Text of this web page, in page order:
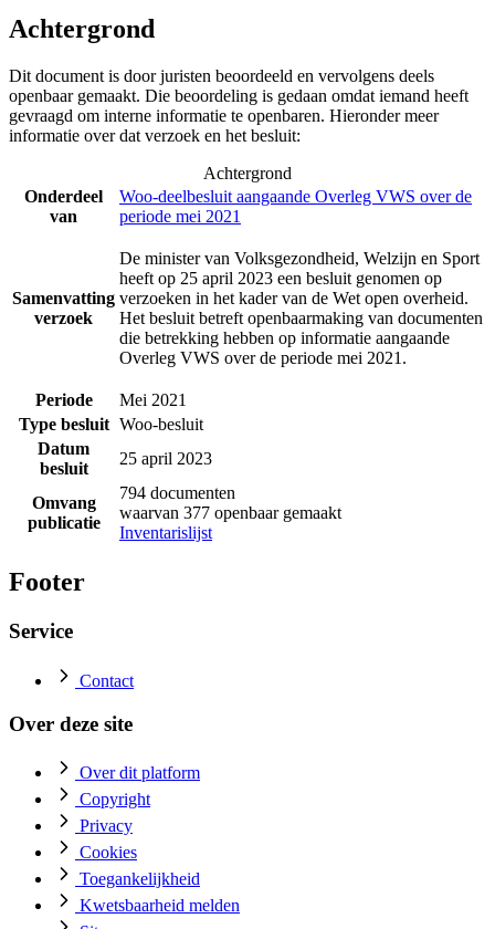
Achtergrond
Dit document is door juristen beoordeeld en vervolgens deels
openbaar gemaakt. Die beoordeling is gedaan omdat iemand heeft
gevraagd om interne informatie te openbaren. Hieronder meer
informatie over dat verzoek en het besluit:
Achtergrond
Onderdeel
van
Woo-deelbesluit aangaande Overleg VWS over de
periode mei 2021
Samenvatting
verzoek
De minister van Volksgezondheid, Welzijn en Sport
heeft op 25 april 2023 een besluit genomen op
verzoeken in het kader van de Wet open overheid.
Het besluit betreft openbaarmaking van documenten
die betrekking hebben op informatie aangaande
Overleg VWS over de periode mei 2021.
Periode
Mei 2021
Type besluit Woo-besluit
Datum
besluit
25 april 2023
Omvang
publicatie
794 documenten
waarvan 377 openbaar gemaakt
Inventarislijst
Footer
Service
Contact
Over deze site
Over dit platform
Copyright
Privacy
Cookies
Toegankelijkheid
Kwetsbaarheid melden